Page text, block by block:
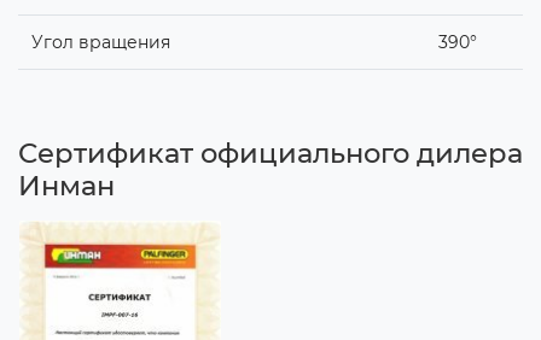
Угол вращения 390°
Сертификат официального дилера
Инман